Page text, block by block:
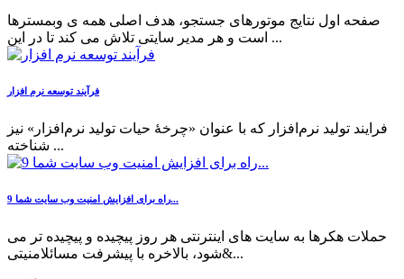
صفحه اول نتایج موتورهای جستجو، هدف اصلی همه ی وبمسترها
است و هر مدیر سایتی تلاش می کند تا در این ...
فرآیند توسعه نرم افزار
فرایند تولید نرم‌افزار که با عنوان «چرخهٔ حیات تولید نرم‌افزار» نیز
شناخته ...
9 راه برای افزایش امنیت وب سایت شما...
حملات هکرها به سایت های اینترنتی هر روز پیچیده و پیچیده تر می
شود، بالاخره با پیشرفت مسائلامنیتی&...